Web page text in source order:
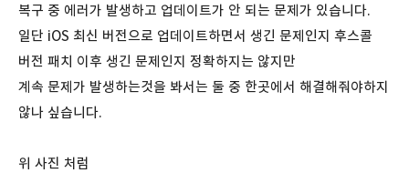
복구 중 에러가 발생하고 업데이트가 안 되는 문제가 있습니다.
일단 iOS 최신 버전으로 업데이트하면서 생긴 문제인지 후스콜
버전 패치 이후 생긴 문제인지 정확하지는 않지만
계속 문제가 발생하는것을 봐서는 둘 중 한곳에서 해결해줘야하지
않나 싶습니다.
위 사진 처럼